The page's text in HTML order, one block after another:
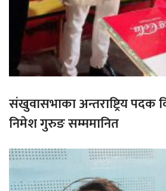
संखुवासभाका अन्तराष्ट्रिय पदक
निमेश गुरुङ सम्ममानित